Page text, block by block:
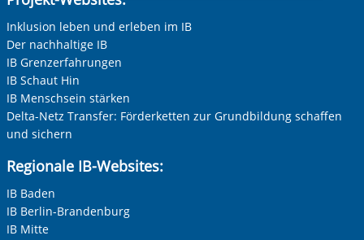
Inklusion leben und erleben im IB
Der nachhaltige IB
IB Grenzerfahrungen
IB Schaut Hin
IB Menschsein stärken
Delta-Netz Transfer: Förderketten zur Grundbildung schaffen
und sichern
Regionale IB-Websites:
IB Baden
IB Berlin-Brandenburg
IB Mitte